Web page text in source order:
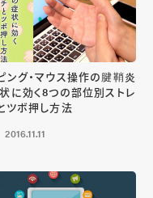
ング・マウス操作の腱鞘炎
に効く8つの部位別ストレ
ツボ押し方法
2016.11.11